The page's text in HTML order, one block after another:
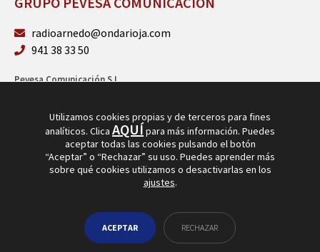
radioarnedo@ondarioja.com
941 38 33 50
Pevesa Comunicación S.L.
Utilizamos cookies propias y de terceros para fines
analíticos. Clica AQUÍpara más información. Puedes
aceptar todas las cookies pulsando el botón
“Aceptar” o “Rechazar” su uso. Puedes aprender más
sobre qué cookies utilizamos o desactivarlas en los
ajustes.
ACEPTAR RECHAZAR